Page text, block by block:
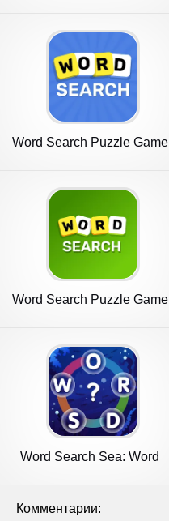
Word Search Puzzle Game
Word Search Puzzle Game
Word Search Sea: Word
Комментарии: